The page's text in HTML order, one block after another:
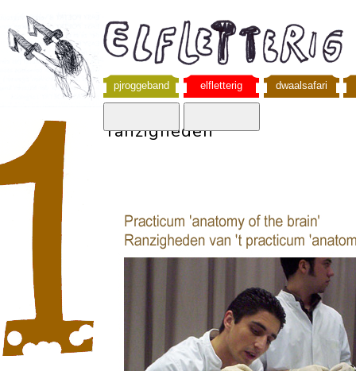
pjroggeband elfletterig dwaalsafari
ranzigheden